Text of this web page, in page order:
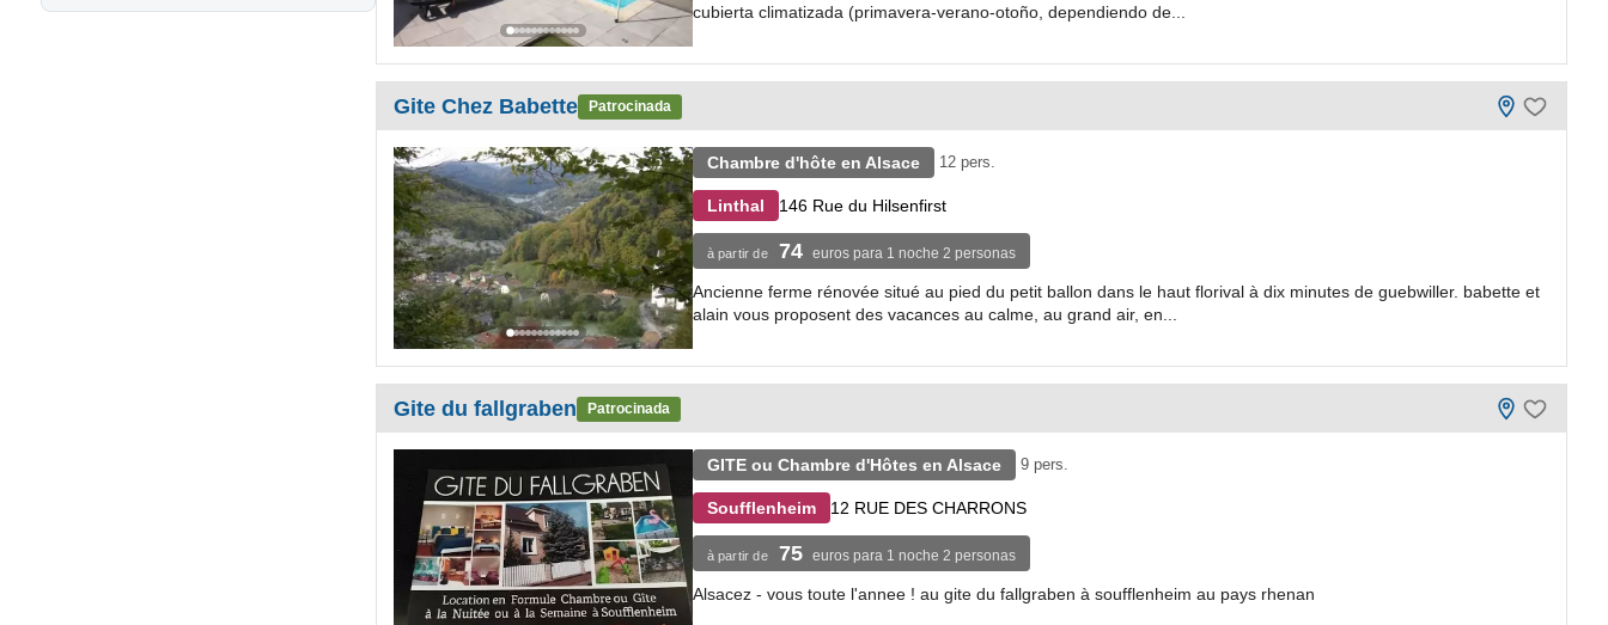
cubierta climatizada (primavera-verano-otoño, dependiendo de...
Gite Chez Babette Patrocinada
Chambre d'hôte en Alsace 12 pers.
Linthal 146 Rue du Hilsenfirst
à partir de 74 euros para 1 noche 2 personas
Ancienne ferme rénovée situé au pied du petit ballon dans le haut florival à dix minutes de guebwiller. babette et
alain vous proposent des vacances au calme, au grand air, en...
Gite du fallgraben Patrocinada
GITE ou Chambre d'Hôtes en Alsace 9 pers.
Soufflenheim 12 RUE DES CHARRONS
à partir de 75 euros para 1 noche 2 personas
Alsacez - vous toute l'annee ! au gite du fallgraben à soufflenheim au pays rhenan